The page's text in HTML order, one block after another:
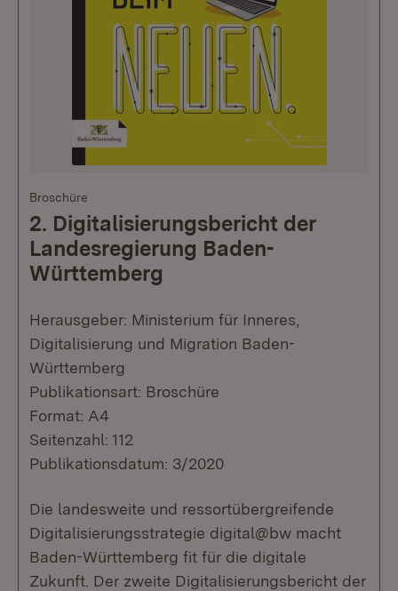
Broschüre
2. Digitalisierungsbericht der
Landesregierung Baden-
Württemberg
Herausgeber: Ministerium für Inneres,
Digitalisierung und Migration Baden-
Württemberg
Publikationsart: Broschüre
Format: A4
Seitenzahl: 112
Publikationsdatum: 3/2020
Die landesweite und ressortübergreifende
Digitalisierungsstrategie digital@bw macht
Baden-Württemberg fit für die digitale
Zukunft. Der zweite Digitalisierungs­bericht der